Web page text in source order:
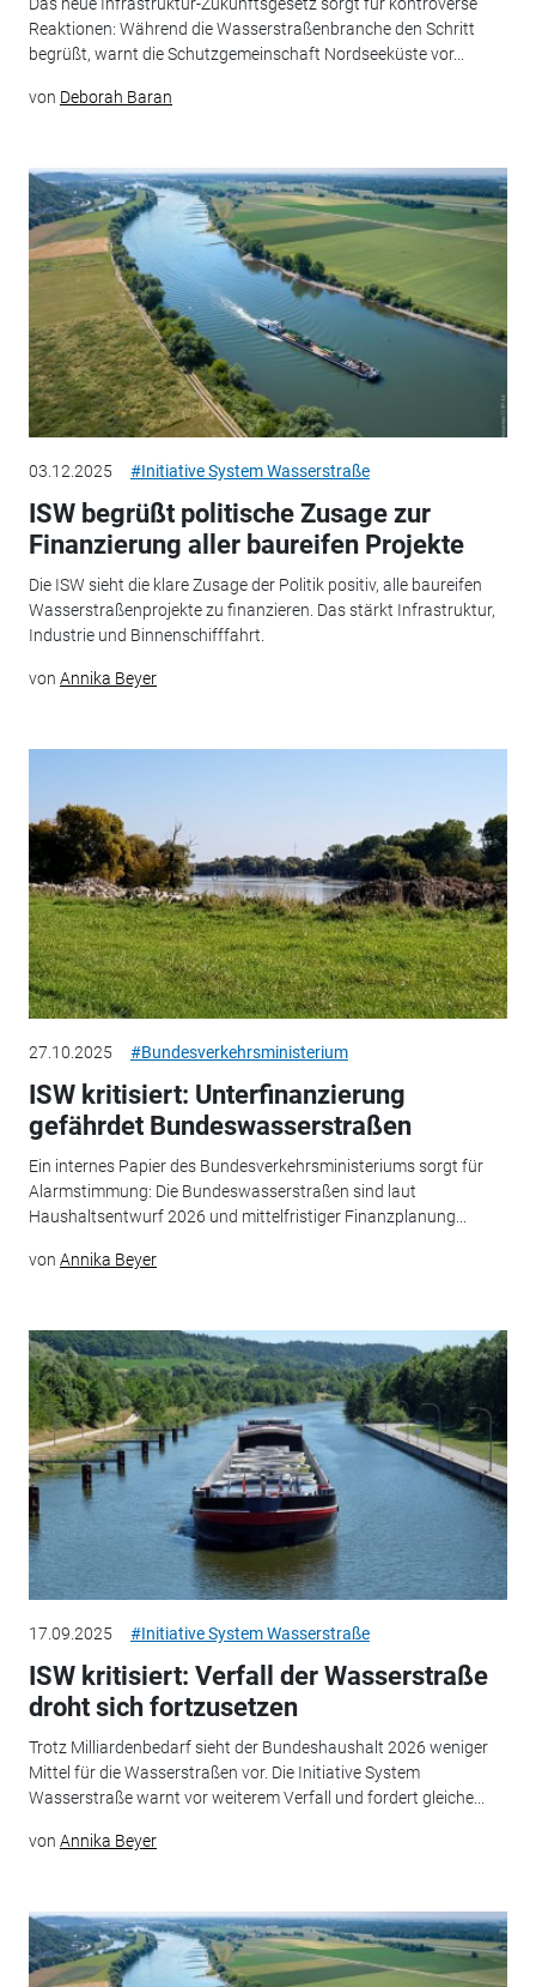
Das neue Infrastruktur-Zukunftsgesetz sorgt für kontroverse
Reaktionen: Während die Wasserstraßenbranche den Schritt
begrüßt, warnt die Schutzgemeinschaft Nordseeküste vor...
von Deborah Baran
03.12.2025 #Initiative System Wasserstraße
ISW begrüßt politische Zusage zur
Finanzierung aller baureifen Projekte
Die ISW sieht die klare Zusage der Politik positiv, alle baureifen
Wasserstraßenprojekte zu finanzieren. Das stärkt Infrastruktur,
Industrie und Binnenschifffahrt.
von Annika Beyer
27.10.2025 #Bundesverkehrsministerium
ISW kritisiert: Unterfinanzierung
gefährdet Bundeswasserstraßen
Ein internes Papier des Bundesverkehrsministeriums sorgt für
Alarmstimmung: Die Bundeswasserstraßen sind laut
Haushaltsentwurf 2026 und mittelfristiger Finanzplanung...
von Annika Beyer
17.09.2025 #Initiative System Wasserstraße
ISW kritisiert: Verfall der Wasserstraße
droht sich fortzusetzen
Trotz Milliardenbedarf sieht der Bundeshaushalt 2026 weniger
Mittel für die Wasserstraßen vor. Die Initiative System
Wasserstraße warnt vor weiterem Verfall und fordert gleiche...
von Annika Beyer